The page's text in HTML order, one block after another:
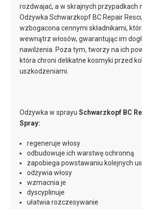
rozdwajać, a w skrajnych przypadkach
Odżywka Schwarzkopf BC Repair
wzbogacona cennymi składnikami,
wewnątrz włosów, gwarantując im
nawilżenia. Poza tym, tworzy na ich
która chroni delikatne kosmyki przed
uszkodzeniami.
Odżywka w sprayu Schwarzkopf BC
Spray:
regeneruje włosy
odbudowuje ich warstwę ochronną
zapobiega powstawaniu kolejnych
odżywia włosy
wzmacnia je
dyscyplinuje
ułatwia rozczesywanie